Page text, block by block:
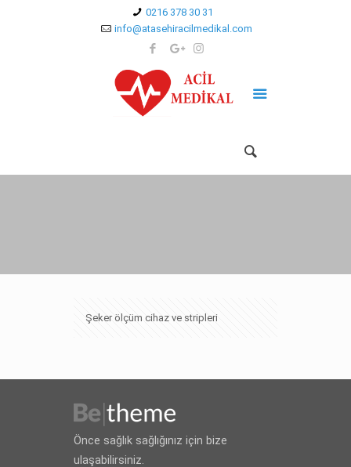
0216 378 30 31
info@atasehiracilmedikal.com
Şeker ölçüm cihaz ve stripleri
Önce sağlık sağlığınız için bize
ulaşabilirsiniz.